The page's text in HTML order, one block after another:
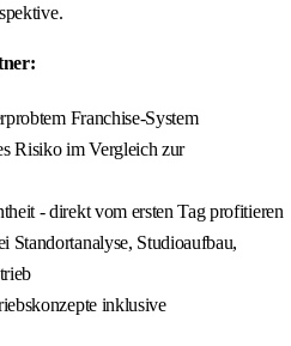
Franchise-System
Risiko im Vergleich zur
- direkt vom ersten Tag profitieren
Standortanalyse, Studioaufbau,
inklusive